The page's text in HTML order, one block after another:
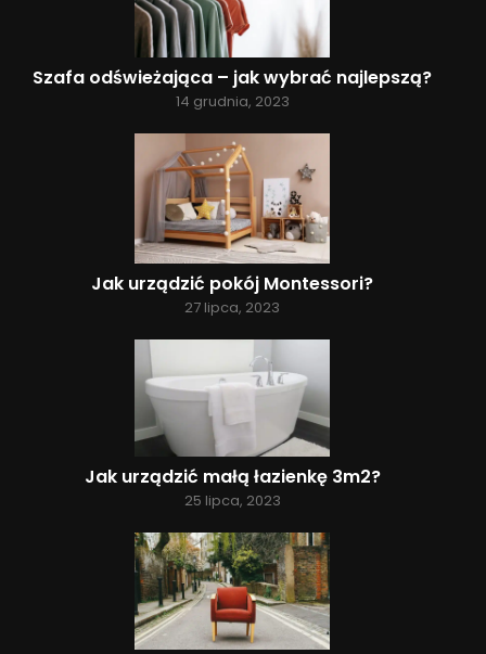
Szafa odświeżająca – jak wybrać najlepszą?
14 grudnia, 2023
Jak urządzić pokój Montessori?
27 lipca, 2023
Jak urządzić małą łazienkę 3m2?
25 lipca, 2023